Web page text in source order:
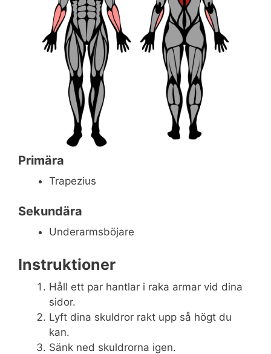
Primära
Trapezius
Sekundära
Underarmsböjare
Instruktioner
Håll ett par hantlar i raka armar vid dina
sidor.
Lyft dina skuldror rakt upp så högt du
kan.
Sänk ned skuldrorna igen.